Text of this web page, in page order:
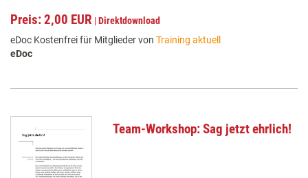
Preis: 2,00 EUR |Direktdownload
eDoc Kostenfrei für Mitglieder von Training aktuell
eDoc
Team-Workshop: Sag jetzt ehrlich!